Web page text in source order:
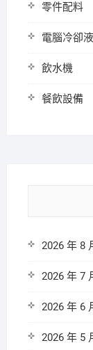
零件配料
電腦冷卻液
飲水機
餐飲設備
2026 年 8
2026 年 7
2026 年 6
2026 年 5